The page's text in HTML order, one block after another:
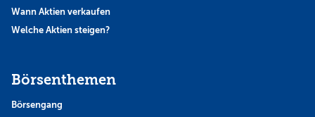
Wann Aktien verkaufen
Welche Aktien steigen?
Börsenthemen
Börsengang